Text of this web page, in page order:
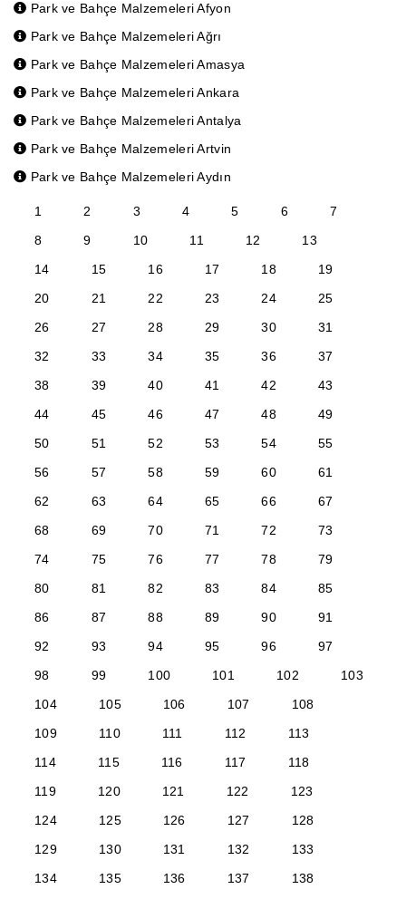
Park ve Bahçe Malzemeleri Afyon
Park ve Bahçe Malzemeleri Ağrı
Park ve Bahçe Malzemeleri Amasya
Park ve Bahçe Malzemeleri Ankara
Park ve Bahçe Malzemeleri Antalya
Park ve Bahçe Malzemeleri Artvin
Park ve Bahçe Malzemeleri Aydın
1 2 3 4 5 6
7
8
9 10 11 12
13
14
15 16 17 18
19
20
21 22 23 24
25
26
27 28 29 30
31
32
33 34 35 36
37
38
39 40 41 42
43
44
45 46 47 48
49
50
51 52 53 54
55
56
57 58 59 60
61
62
63 64 65 66
67
68
69 70 71 72
73
74
75 76 77 78
79
80
81 82 83 84
85
86
87 88 89 90
91
92
93 94 95 96
97
98
99 100 101 102
103
104
105 106 107
108
109
110 111 112
113
114
115 116 117
118
119
120 121 122
123
124
125 126 127
128
129
130 131 132
133
134
135 136 137
138